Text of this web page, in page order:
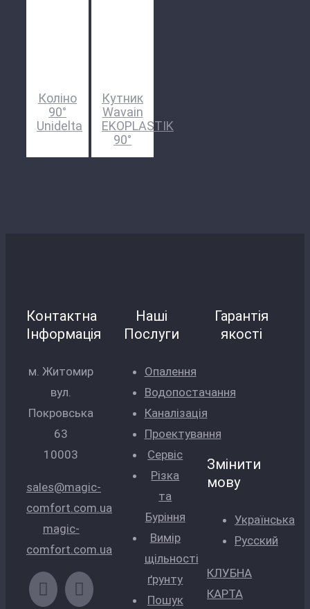
Коліно
90°
Unidelta
Кутник
Wavain
EKOPLASTIK
90°
Контактна
Інформація
м. Житомир
вул.
Покровська
63
10003
sales@magic-
comfort.com.ua
magic-
comfort.com.ua
Наші
Послуги
Опалення
Водопостачання
Каналізація
Проектування
Сервіс
Різка
та
Буріння
Вимір
щільності
ґрунту
Пошук
Гарантія
якості
Змінити
мову
Українська
Русский
КЛУБНА
КАРТА